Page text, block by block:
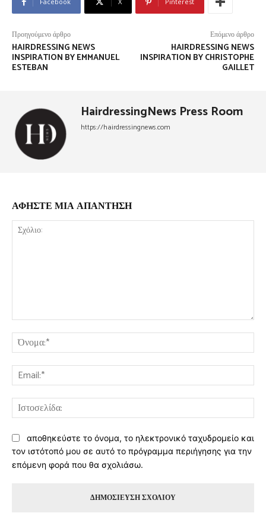
Προηγούμενο άρθρο
HAIRDRESSING NEWS
INSPIRATION BY EMMANUEL
ESTEBAN
Επόμενο άρθρο
HAIRDRESSING NEWS
INSPIRATION BY CHRISTOPHE
GAILLET
HairdressingNews Press Room
https://hairdressingnews.com
ΑΦΗΣΤΕ ΜΙΑ ΑΠΑΝΤΗΣΗ
αποθηκεύστε το όνομα, το ηλεκτρονικό ταχυδρομείο και
τον ιστότοπό μου σε αυτό το πρόγραμμα περιήγησης για την
επόμενη φορά που θα σχολιάσω.